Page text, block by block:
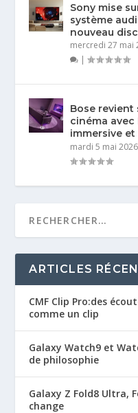
Sony mise
système
nouveau
mercredi 27 mai
|
Bose revient
cinéma avec
immersive
mardi 5 mai 2026
ARTICLES
CMF Clip Pro:des
comme un clip
Galaxy Watch9 et
de philosophie
Galaxy Z Fold8 Ultra,
change